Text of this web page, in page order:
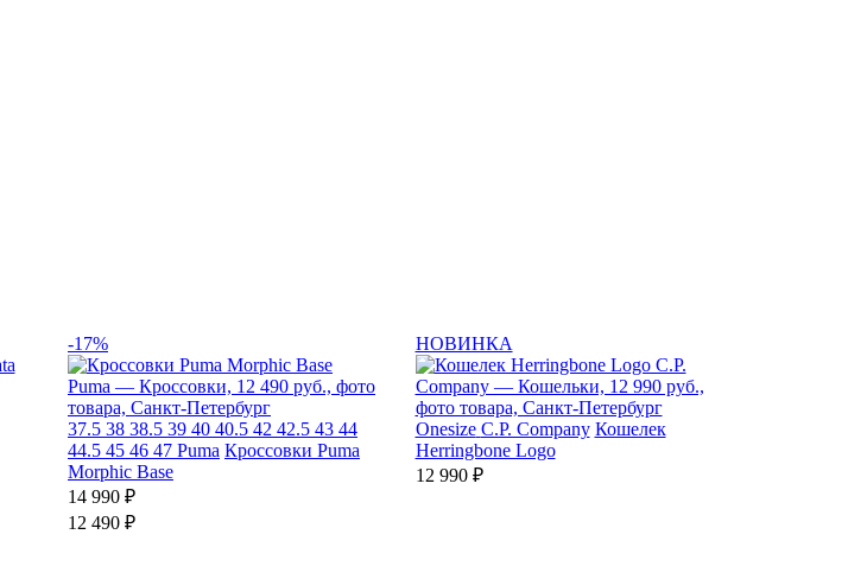
-17%
37.5 38 38.5 39 40 40.5 42 42.5 43 44
44.5 45 46 47 Puma Кроссовки Puma
Morphic Base
14 990 ₽
12 490 ₽
НОВИНКА
Onesize C.P. Company Кошелек
Herringbone Logo
12 990 ₽